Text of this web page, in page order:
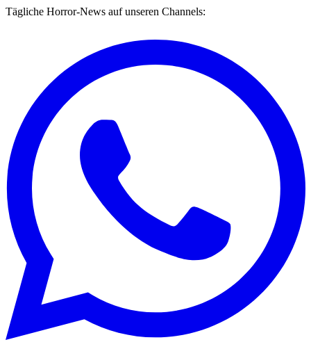
Tägliche Horror-News auf unseren Channels: